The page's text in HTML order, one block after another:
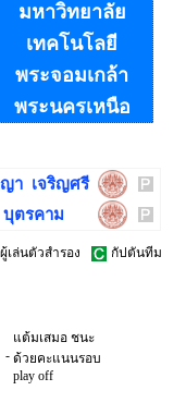
มหาวิทยาลัย
เทคโนโลยี
พระจอมเกล้า
พระนครเหนือ
า เจริญศรี
ตรคาม
ผู้เล่นตัวสำรอง กัปตันทีม
-
แต้มเสมอ ชนะ
ด้วยคะแนนรอบ
play off